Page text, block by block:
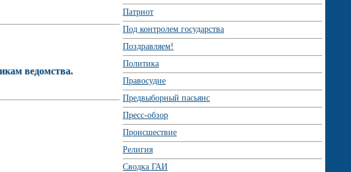
ведомства.
Патриот
Под контролем государства
Поздравляем!
Политика
Правосудие
Предвыборный пасьянс
Пресс-обзор
Происшествие
Религия
Сводка ГАИ